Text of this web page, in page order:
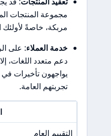
مجموعة المنتجات
مربكة، خاصةً لأولئك
خدمة العملاء: على
دعم متعدد اللغات،
يواجهون تأخيرات في
تجربتهم العامة.
التقييم العام